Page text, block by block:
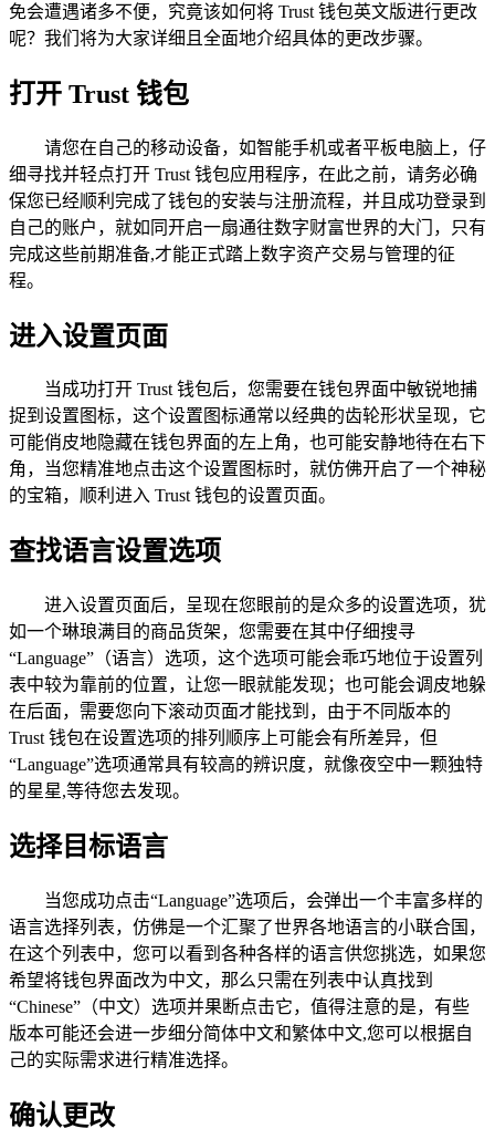
免会遭遇诸多不便，究竟该如何将 Trust 钱包英文版进行更改
呢？我们将为大家详细且全面地介绍具体的更改步骤。
打开 Trust 钱包
请您在自己的移动设备，如智能手机或者平板电脑上，仔
细寻找并轻点打开 Trust 钱包应用程序，在此之前，请务必确
保您已经顺利完成了钱包的安装与注册流程，并且成功登录到
自己的账户，就如同开启一扇通往数字财富世界的大门，只有
完成这些前期准备,才能正式踏上数字资产交易与管理的征
程。
进入设置页面
当成功打开 Trust 钱包后，您需要在钱包界面中敏锐地捕
捉到设置图标，这个设置图标通常以经典的齿轮形状呈现，它
可能俏皮地隐藏在钱包界面的左上角，也可能安静地待在右下
角，当您精准地点击这个设置图标时，就仿佛开启了一个神秘
的宝箱，顺利进入 Trust 钱包的设置页面。
查找语言设置选项
进入设置页面后，呈现在您眼前的是众多的设置选项，犹
如一个琳琅满目的商品货架，您需要在其中仔细搜寻
“Language”（语言）选项，这个选项可能会乖巧地位于设置列
表中较为靠前的位置，让您一眼就能发现；也可能会调皮地躲
在后面，需要您向下滚动页面才能找到，由于不同版本的
Trust 钱包在设置选项的排列顺序上可能会有所差异，但
“Language”选项通常具有较高的辨识度，就像夜空中一颗独特
的星星,等待您去发现。
选择目标语言
当您成功点击“Language”选项后，会弹出一个丰富多样的
语言选择列表，仿佛是一个汇聚了世界各地语言的小联合国，
在这个列表中，您可以看到各种各样的语言供您挑选，如果您
希望将钱包界面改为中文，那么只需在列表中认真找到
“Chinese”（中文）选项并果断点击它，值得注意的是，有些
版本可能还会进一步细分简体中文和繁体中文,您可以根据自
己的实际需求进行精准选择。
确认更改